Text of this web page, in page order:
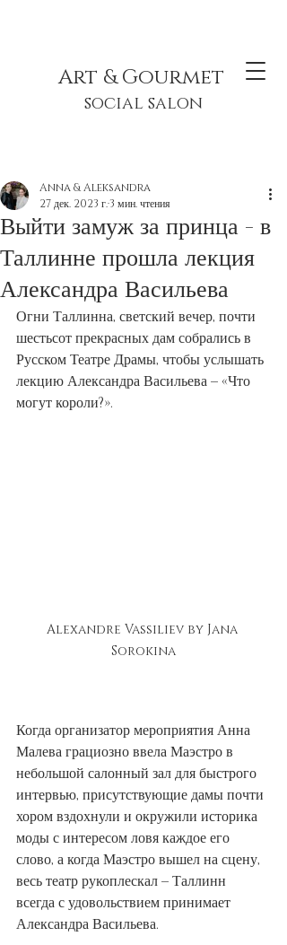
Art & Gourmet
social salon
Выйти замуж за принца - в
Таллинне прошла лекция
Александра Васильева
Anna & Aleksandra
27 дек. 2023 г.3 мин. чтения
Огни Таллинна, светский вечер, почти
шестьсот прекрасных дам собрались в
Русском Театре Драмы, чтобы услышать
лекцию Александра Васильева – «Что
могут короли?».
Alexandre Vassiliev by Jana
Sorokina
Когда организатор мероприятия Анна
Малева грациозно ввела Маэстро в
небольшой салонный зал для быстрого
интервью, присутствующие дамы почти
хором вздохнули и окружили историка
моды с интересом ловя каждое его
слово, а когда Маэстро вышел на сцену,
весь театр рукоплескал – Таллинн
всегда с удовольствием принимает
Александра Васильева.